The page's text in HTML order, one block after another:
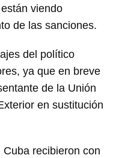
viendo
de las sanciones.
del político
ya que en breve
de la Unión
en sustitución
recibieron con